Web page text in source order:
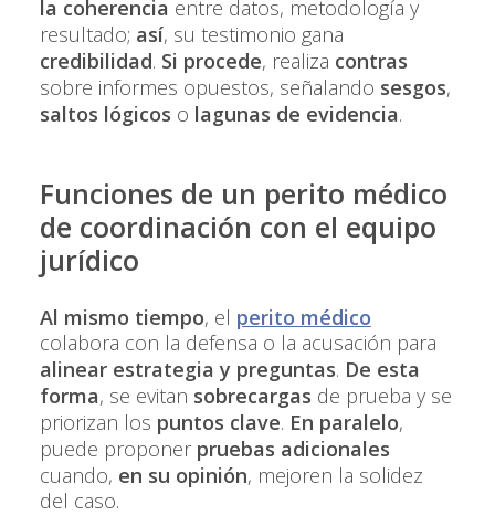
la coherencia entre datos, metodología y
resultado; así, su testimonio gana
credibilidad. Si procede, realiza contras
sobre informes opuestos, señalando sesgos,
saltos lógicos o lagunas de evidencia.
Funciones de un perito médico
de coordinación con el equipo
jurídico
Al mismo tiempo, el perito médico
colabora con la defensa o la acusación para
alinear estrategia y preguntas. De esta
forma, se evitan sobrecargas de prueba y se
priorizan los puntos clave. En paralelo,
puede proponer pruebas adicionales
cuando, en su opinión, mejoren la solidez
del caso.